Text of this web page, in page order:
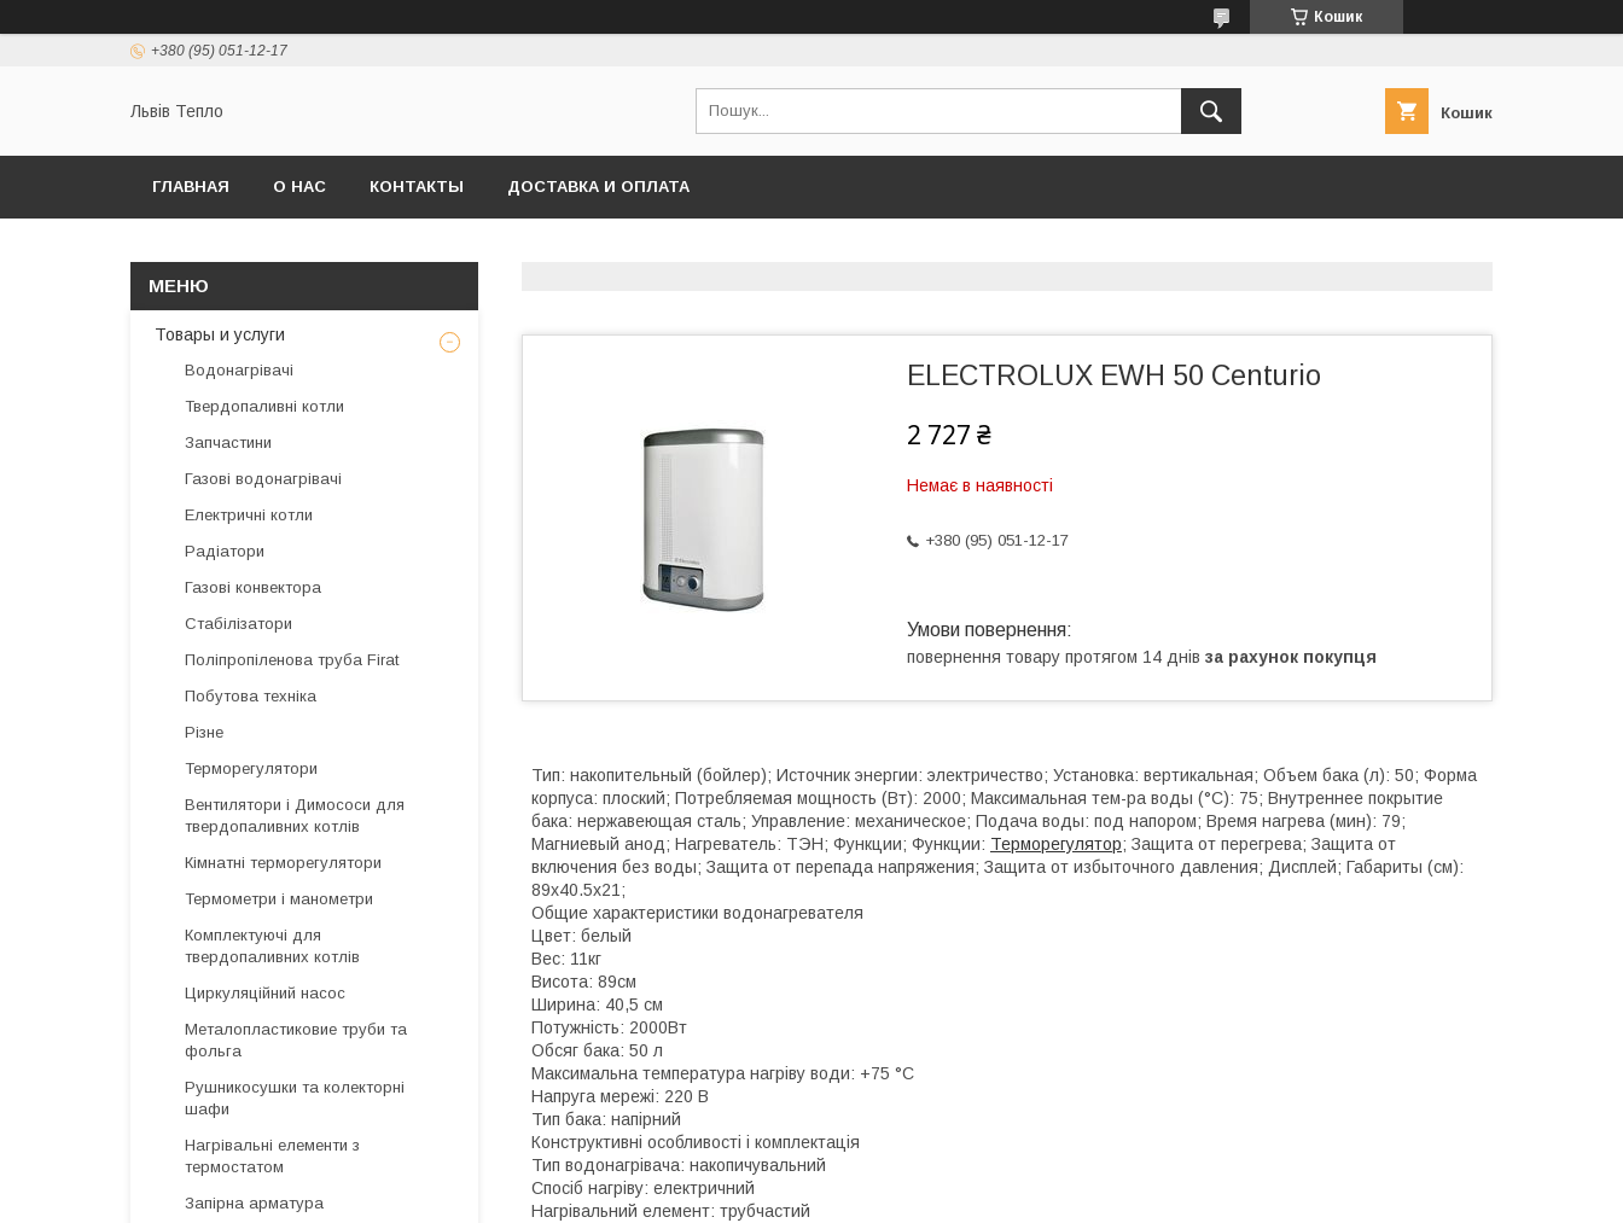
Кошик
+380 (95) 051-12-17
Львів Тепло Кошик
ГЛАВНАЯ О НАС КОНТАКТЫ ДОСТАВКА И ОПЛАТА
ELECTROLUX EWH 50 Centurio
2 727 ₴
Немає в наявності
+380 (95) 051-12-17
повернення товару протягом 14 днів за рахунок покупця
Тип: накопительный (бойлер); Источник энергии: электричество; Установка: вертикальная; Объем бака (л): 50; Форма
корпуса: плоский; Потребляемая мощность (Вт): 2000; Максимальная тем-ра воды (°C): 75; Внутреннее покрытие
бака: нержавеющая сталь; Управление: механическое; Подача воды: под напором; Время нагрева (мин): 79;
Магниевый анод; Нагреватель: ТЭН; Функции; Функции: Терморегулятор; Защита от перегрева; Защита от
включения без воды; Защита от перепада напряжения; Защита от избыточного давления; Дисплей; Габариты (см):
89х40.5х21;
Общие характеристики водонагревателя
Цвет: белый
Вес: 11кг
Висота: 89см
Ширина: 40,5 см
Потужність: 2000Вт
Обсяг бака: 50 л
Максимальна температура нагріву води: +75 °С
Напруга мережі: 220 В
Тип бака: напірний
Конструктивні особливості і комплектація
Тип водонагрівача: накопичувальний
Спосіб нагріву: електричний
Нагрівальний елемент: трубчастий
Товары и услуги
Водонагрівачі
Твердопаливні котли
Запчастини
Газові водонагрівачі
Електричні котли
Радіатори
Газові конвектора
Стабілізатори
Поліпропіленова труба Firat
Побутова техніка
Різне
Терморегулятори
Вентилятори і Димососи для
твердопаливних котлів
Кімнатні терморегулятори
Термометри і манометри
Комплектуючі для
твердопаливних котлів
Циркуляційний насос
Металопластиковие труби та
фольга
Рушникосушки та колекторні
шафи
Нагрівальні елементи з
термостатом
Запірна арматура